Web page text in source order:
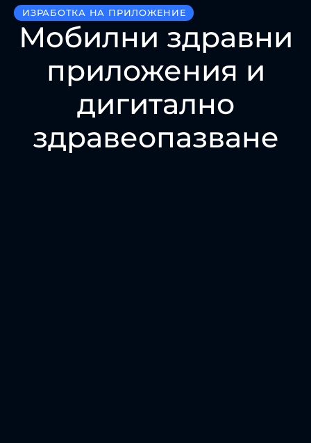
ИЗРАБОТКА НА ПРИЛОЖЕНИЕ
Мобилни здравни
приложения и
дигитално
здравеопазване